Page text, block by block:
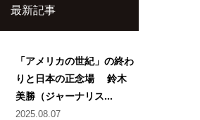
最新記事
「アメリカの世紀」の終わ
りと日本の正念場 鈴木
美勝（ジャーナリス...
2025.08.07